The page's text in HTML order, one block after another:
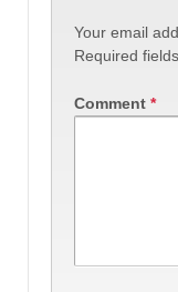
Your email
Required
Comment *